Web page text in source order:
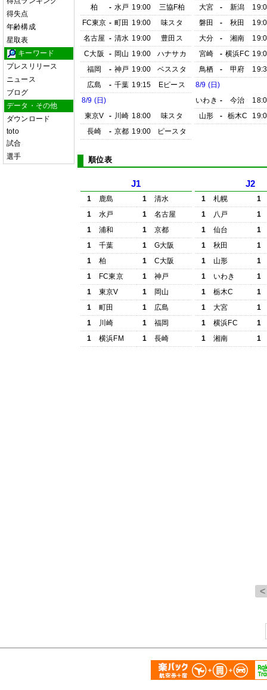
得失点
年齢構成
星取表
キーワード
プレスリリース
ニュース
ブログ
データ・その他
ダウンロード
toto
試合
選手
柏
- 水戸 19:00
三協F柏
FC東京 - 町田 19:00
味スタ
名古屋 - 清水 19:00
豊田ス
C大阪
- 岡山 19:00
ハナサカ
福岡
- 神戸 19:00
ベススタ
広島
- 千葉 19:15
Eピース
8/9 (日)
東京V
- 川崎 18:00
味スタ
長崎
- 京都 19:00 ピースタ
大宮
- 新潟
磐田
- 秋田
大分
- 湘南
宮崎
- 横浜FC
鳥栖
- 甲府
8/9 (日)
いわき - 今治
山形
- 栃木C
順位表
J1
1 鹿島 1
清水
1
水戸 1
名古屋
1
浦和 1
京都
1
千葉 1
G大阪
1
柏 1
C大阪
1
FC東京 1
神戸
1
東京V 1
岡山
1
町田 1
広島
1
川崎 1
福岡
1
横浜FM 1 長崎
J2
1 札幌
1
1
八戸
1
1
仙台
1
1
秋田
1
1
山形
1
1
いわき
1
1
栃木C
1
1
大宮
1
1
横浜FC
1
1
湘南 1